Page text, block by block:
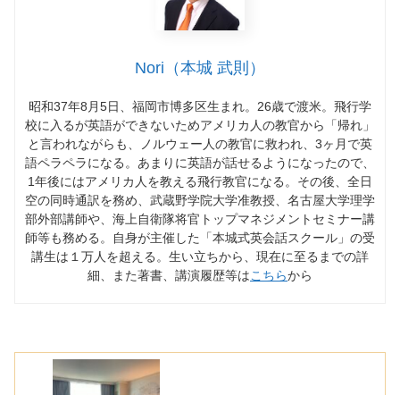
Nori（本城 武則）
昭和37年8月5日、福岡市博多区生まれ。26歳で渡米。飛行学
校に入るが英語ができないためアメリカ人の教官から「帰れ」
と言われながらも、ノルウェー人の教官に救われ、3ヶ月で英
語ペラペラになる。あまりに英語が話せるようになったので、
1年後にはアメリカ人を教える飛行教官になる。その後、全日
空の同時通訳を務め、武蔵野学院大学准教授、名古屋大学理学
部外部講師や、海上自衛隊将官トップマネジメントセミナー講
師等も務める。自身が主催した「本城式英会話スクール」の受
講生は１万人を超える。生い立ちから、現在に至るまでの詳
細、また著書、講演履歴等はこちらから